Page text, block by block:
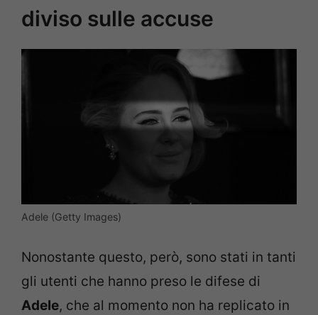
diviso sulle accuse
Adele (Getty Images)
Nonostante questo, però, sono stati in tanti
gli utenti che hanno preso le difese di
Adele, che al momento non ha replicato in